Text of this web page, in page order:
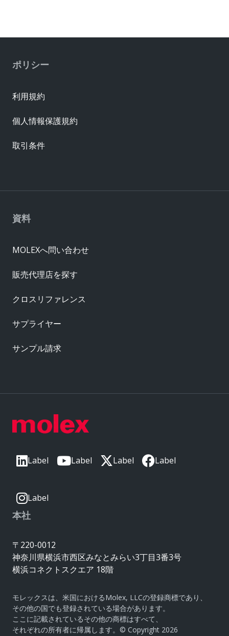
Label Label Label Label
Label
本社
〒220-0012
神奈川県横浜市西区みなとみらい3丁目3番3号
横浜コネクトスクエア 18階
モレックスは、米国におけるMolex, LLCの登録商標であり、
その他の国でも登録されている場合があります。
ここに記載されているその他の商標はすべて、
それぞれの所有者に帰属します。© Copyright 2026
資料
MOLEXへ問い合わせ
販売代理店を探す
クロスリファレンス
サプライヤー
サンプル請求
ポリシー
利用規約
個人情報保護規約
取引条件